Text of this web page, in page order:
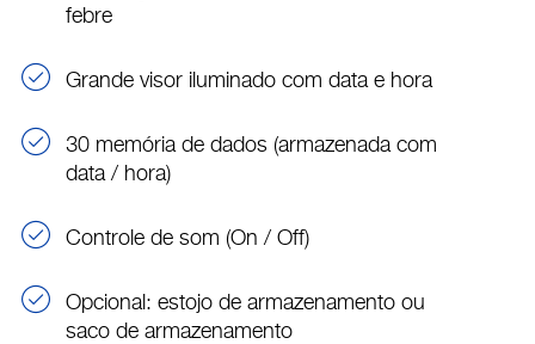
febre
Grande visor iluminado com data e hora
30 memória de dados (armazenada com
data / hora)
Controle de som (On / Off)
Opcional: estojo de armazenamento ou
saco de armazenamento